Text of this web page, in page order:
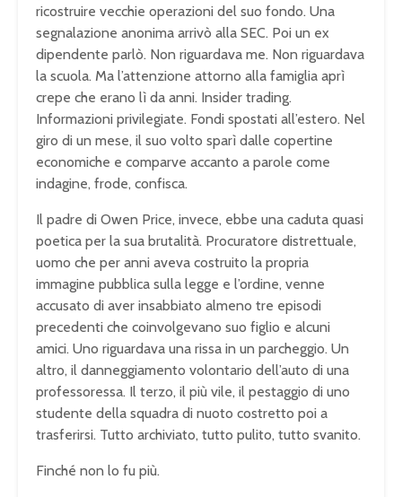
ricostruire vecchie operazioni del suo fondo. Una
segnalazione anonima arrivò alla SEC. Poi un ex
dipendente parlò. Non riguardava me. Non riguardava
la scuola. Ma l’attenzione attorno alla famiglia aprì
crepe che erano lì da anni. Insider trading.
Informazioni privilegiate. Fondi spostati all’estero. Nel
giro di un mese, il suo volto sparì dalle copertine
economiche e comparve accanto a parole come
indagine, frode, confisca.
Il padre di Owen Price, invece, ebbe una caduta quasi
poetica per la sua brutalità. Procuratore distrettuale,
uomo che per anni aveva costruito la propria
immagine pubblica sulla legge e l’ordine, venne
accusato di aver insabbiato almeno tre episodi
precedenti che coinvolgevano suo figlio e alcuni
amici. Uno riguardava una rissa in un parcheggio. Un
altro, il danneggiamento volontario dell’auto di una
professoressa. Il terzo, il più vile, il pestaggio di uno
studente della squadra di nuoto costretto poi a
trasferirsi. Tutto archiviato, tutto pulito, tutto svanito.
Finché non lo fu più.